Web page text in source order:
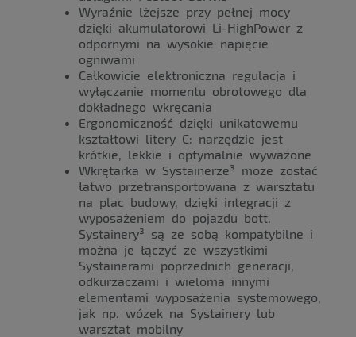
Wyraźnie lżejsze przy pełnej mocy
dzięki akumulatorowi Li-HighPower z
odpornymi na wysokie napięcie
ogniwami
Całkowicie elektroniczna regulacja i
wyłączanie momentu obrotowego dla
dokładnego wkręcania
Ergonomiczność dzięki unikatowemu
kształtowi litery C: narzędzie jest
krótkie, lekkie i optymalnie wyważone
Wkrętarka w Systainerze³ może zostać
łatwo przetransportowana z warsztatu
na plac budowy, dzięki integracji z
wyposażeniem do pojazdu bott.
Systainery³ są ze sobą kompatybilne i
można je łączyć ze wszystkimi
Systainerami poprzednich generacji,
odkurzaczami i wieloma innymi
elementami wyposażenia systemowego,
jak np. wózek na Systainery lub
warsztat mobilny